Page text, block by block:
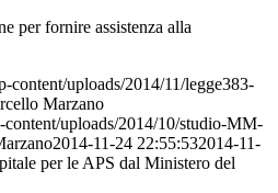
per fornire assistenza alla
content/uploads/2014/11/legge383-
Marzano
uploads/2014/10/studio-MM-
2014-11-24 22:55:532014-11-
per le APS dal Ministero del